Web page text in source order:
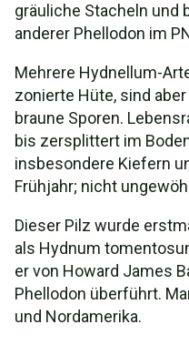
gräuliche Stacheln und
anderer Phellodon im
Mehrere Hydnellum-
zonierte Hüte, sind
braune Sporen.
bis zersplittert im
insbesondere Kiefern
Frühjahr; nicht
Dieser Pilz wurde
als Hydnum
er von Howard James
Phellodon überführt.
und Nordamerika.